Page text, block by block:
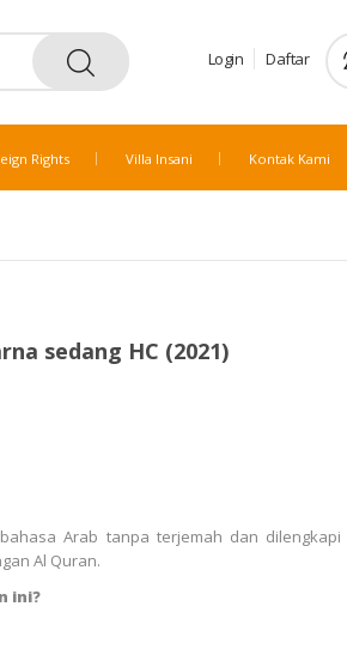
Login Daftar
Rights Villa Insani Kontak Kami
sedang HC (2021)
Arab tanpa terjemah dan
Al Quran.
ini?